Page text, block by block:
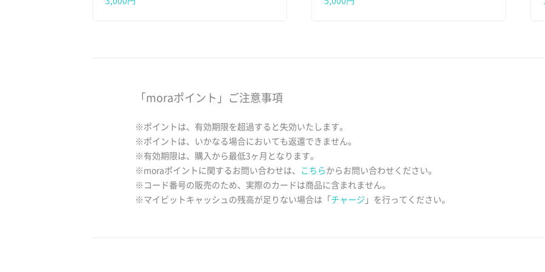
「moraポイント」ご注意事項
※ポイントは、有効期限を超過すると失効いたします。
※ポイントは、いかなる場合においても返還できません。
※有効期限は、購入から最低3ヶ月となります。
※moraポイントに関するお問い合わせは、
こちら からお問い合わせください。
※コード番号の販売のため、実際のカードは商品に含まれません。
※マイビットキャッシュの残高が足りない場合は「 チャージ 」を行ってください。